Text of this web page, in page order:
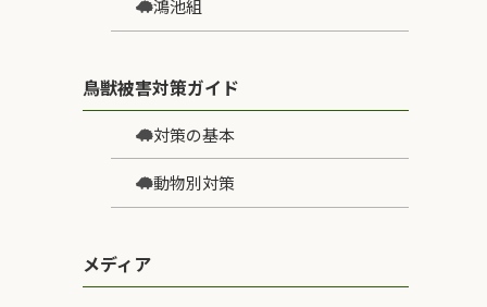
鴻池組
鳥獣被害対策ガイド
対策の基本
動物別対策
メディア